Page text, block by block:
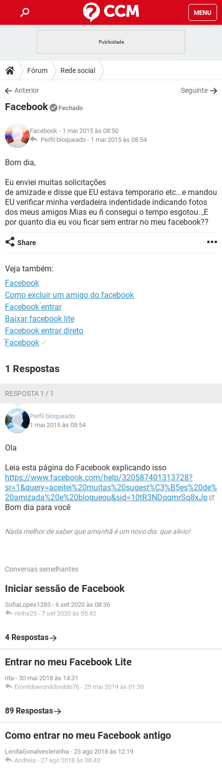
MENU
CELULAR
OUTLOOK
INSTAGRAM
DICAS
JOGOS
INSTAGRAM
GUIA DE COMPRAS
DOWNLOADS
JOGOS
OUTLOOK EXCEL
INSTAGRAM
JOGOS
CELULAR
OUTLOOK
INSTAGRAM
GUIA DE COMPRAS
GLOSSÁRIO
JOGOS
OUTLOOK EXCEL
GMAIL
GUIA DE COMPRAS
Fórum Rede social
Anterior Seguinte
Facebook Fechado
Facebook - 1 mai 2015 às 08:50
Perfil bloqueado - 1 mai 2015 às 08:54
Bom dia,
Eu enviei muitas solicitações
de amizade e disse que EU estava temporario etc...e mandou
EU verificar minha verdadeira indentidade indicando fotos
dos meus amigos Mias eu ñ consegui o tempo esgotou..,E
por quanto dia eu vou ficar sem entrar no meu facebook??
Share
Veja também:
Facebook
Como excluir um amigo do facebook
Facebook ́entrar
Baixar facebook lite
Facebook entrar direto
́Facebook ✓
1 Respostas
RESPOSTA 1 / 1
Perfil bloqueado
1 mai 2015 às 08:54
Ola
Leia esta página do Facebook explicando isso
https://www.facebook.com/help/320587401313728?
sr=1&query=aceitei%20muitas%20sugest%C3%B5es%20de%
20amizada%20e%20bloqueou&sid=10tR3NDqqmrSq8xJp
Bom dia para você
Nada melhor de saber que amanhã é um novo dia: que alivio!
Conversas semelhantes
Iniciar sessão de Facebook
SofiaLopes1283 - 6 set 2020 às 08:36
ninha25 - 7 set 2020 às 05:42
4 Respostas
Entrar no meu Facebook Lite
rita - 30 mai 2018 às 14:31
Eronildoeronildonildo76 - 25 mai 2019 às 01:30
89 Respostas
Como entrar no meu Facebook antigo
LenitaGonalvesleninha - 23 ago 2018 às 12:19
Andreia - 27 ago 2018 às 08:43